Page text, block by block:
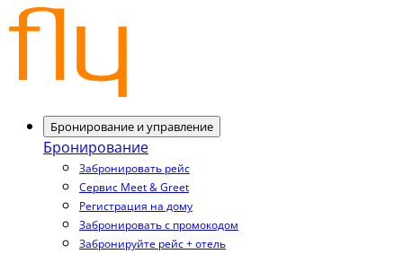
Бронирование и управление
Бронирование
Забронировать рейс
Сервис Meet & Greet
Регистрация на дому
Забронировать с промокодом
Забронируйте рейс + отель